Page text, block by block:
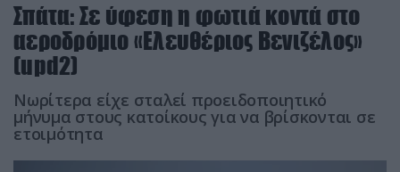
Σπάτα: Σε ύφεση η φωτιά κοντά στο
αεροδρόμιο «Ελευθέριος Βενιζέλος»
(upd2)
Νωρίτερα είχε σταλεί προειδοποιητικό
μήνυμα στους κατοίκους για να βρίσκονται σε
ετοιμότητα